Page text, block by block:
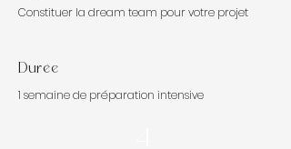
Constituer la dream team pour votre projet
Durée
1 semaine de préparation intensive